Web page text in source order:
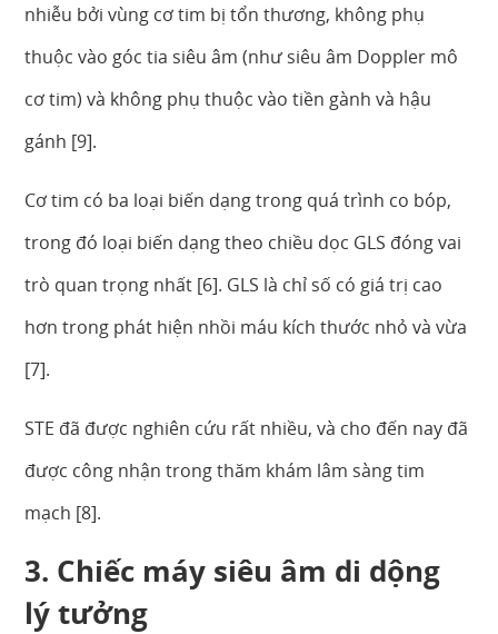
nhiễu bởi vùng cơ tim bị tổn thương, không phụ
thuộc vào góc tia siêu âm (như siêu âm Doppler mô
cơ tim) và không phụ thuộc vào tiền gành và hậu
gánh [9].
Cơ tim có ba loại biến dạng trong quá trình co bóp,
trong đó loại biến dạng theo chiều dọc GLS đóng vai
trò quan trọng nhất [6]. GLS là chỉ số có giá trị cao
hơn trong phát hiện nhồi máu kích thước nhỏ và vừa
[7].
STE đã được nghiên cứu rất nhiều, và cho đến nay đã
được công nhận trong thăm khám lâm sàng tim
mạch [8].
3. Chiếc máy siêu âm di dộng
lý tưởng